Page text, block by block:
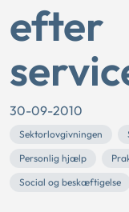
efter
30-09-2010
Sektorlovgivningen
Personlig hjælp
Social og beskæftigelse